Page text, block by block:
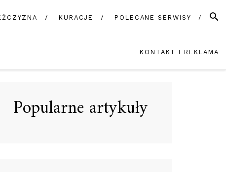
KURACJE POLECANE SERWISY
KONTAKT I REKLAMA
Popularne artykuły